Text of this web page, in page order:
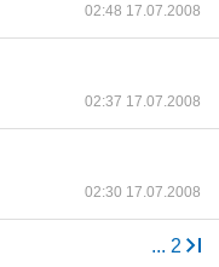
02:48 17.07.2008
02:37 17.07.2008
02:30 17.07.2008
... 2